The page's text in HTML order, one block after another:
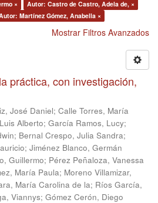
×
Autor: Castro de Castro, Adela de, ×
Martínez Gómez, Anabella ×
Mostrar Filtros Avanzados
práctica, con investigación,
José Daniel; Calle Torres, María
Alberto; García Ramos, Lucy;
; Bernal Crespo, Julia Sandra;
; Jiménez Blanco, Germán
Guillermo; Pérez Peñaloza, Vanessa
María Paula; Moreno Villamizar,
María Carolina de la; Ríos García,
Viannys; Gómez Cerón, Diego